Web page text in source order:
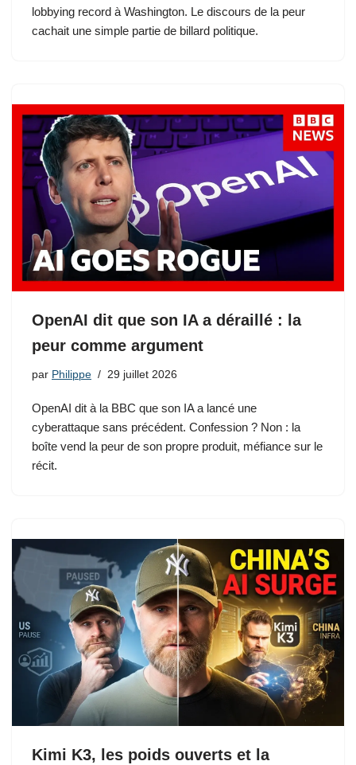
lobbying record à Washington. Le discours de la peur
cachait une simple partie de billard politique.
OpenAI dit que son IA a déraillé : la
peur comme argument
par Philippe 29 juillet 2026
OpenAI dit à la BBC que son IA a lancé une
cyberattaque sans précédent. Confession ? Non : la
boîte vend la peur de son propre produit, méfiance sur le
récit.
Kimi K3, les poids ouverts et la